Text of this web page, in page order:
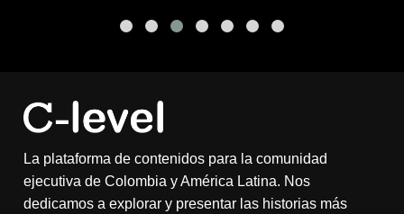
La plataforma de contenidos para la comunidad
ejecutiva de Colombia y América Latina. Nos
dedicamos a explorar y presentar las historias más